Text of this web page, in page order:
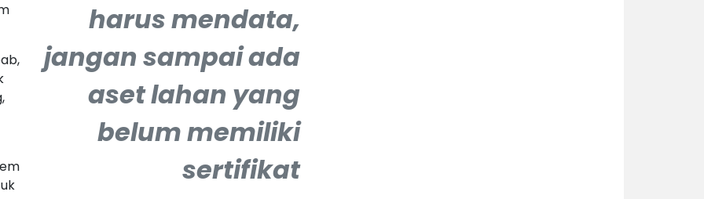
harus mendata,
jangan sampai ada
aset lahan yang
belum memiliki
sertifikat